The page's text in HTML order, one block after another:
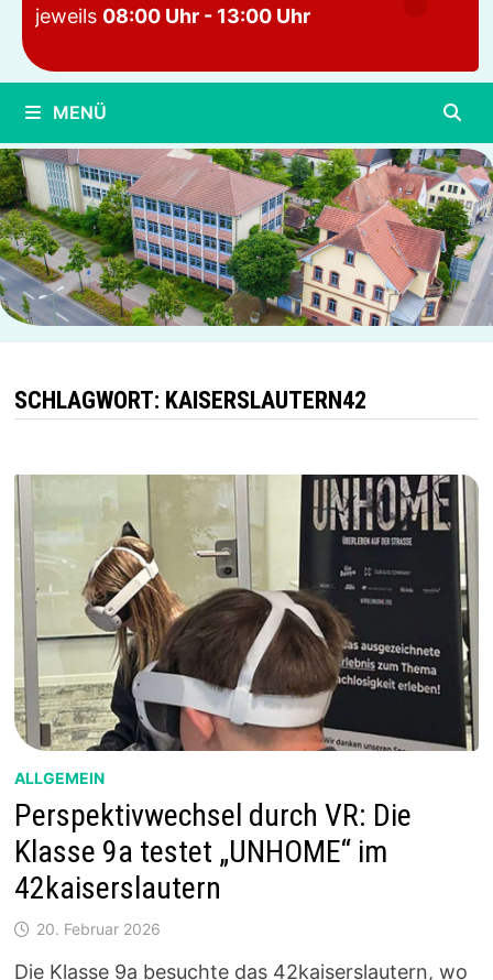
jeweils 08:00 Uhr - 13:00 Uhr
MENÜ
SCHLAGWORT: KAISERSLAUTERN42
ALLGEMEIN
Perspektivwechsel durch VR: Die
Klasse 9a testet „UNHOME“ im
42kaiserslautern
20. Februar 2026
Die Klasse 9a besuchte das 42kaiserslautern, wo